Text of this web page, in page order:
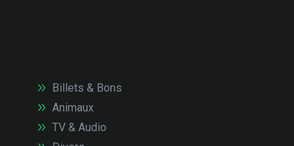
Billets & Bons
Animaux
TV & Audio